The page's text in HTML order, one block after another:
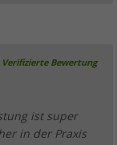
Verifizierte Bewertung
ist super
in der Praxis